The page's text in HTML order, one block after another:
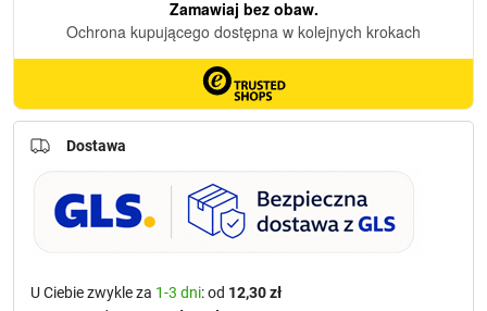
Dostawa
U Ciebie zwykle za 1-3 dni: od 12,30 zł